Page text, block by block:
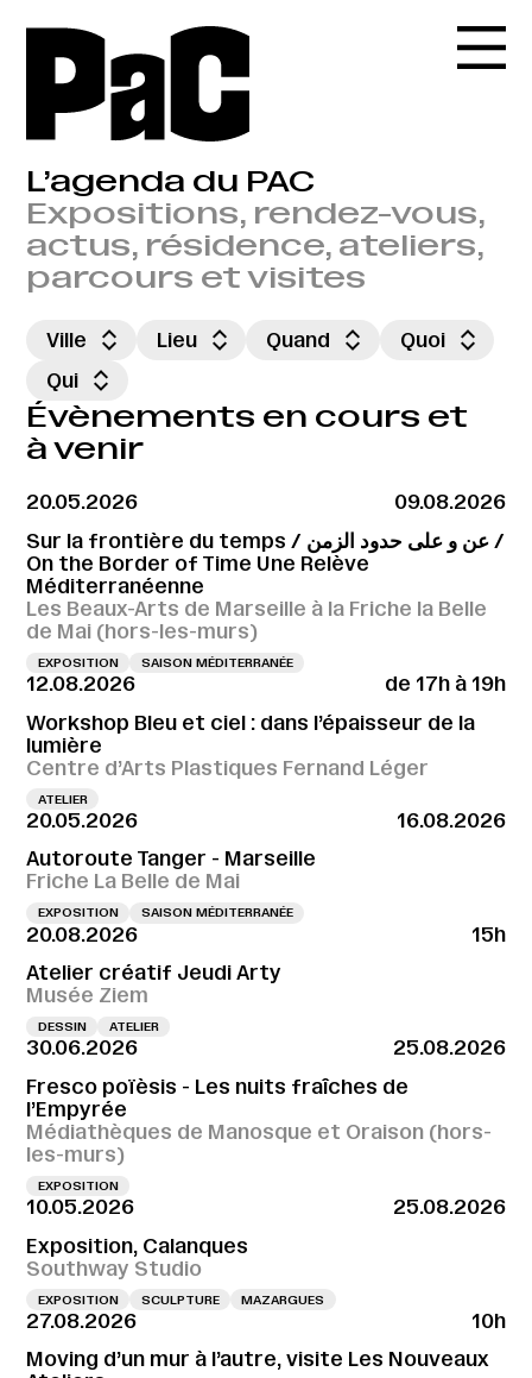
L’agenda du PAC
Expositions, rendez-vous,
actus, résidence, ateliers,
parcours et visites
Ville Lieu Quand
Quoi
Qui
Évènements en cours et
à venir
20.05.2026
09.08.2026
Sur la frontière du temps / عن و على حدود الزمن /
On the Border of Time Une Relève
Méditerranéenne
Les Beaux-Arts de Marseille à la Friche la Belle
de Mai (hors-les-murs)
EXPOSITION SAISON MÉDITERRANÉE
12.08.2026
de 17h à 19h
Workshop Bleu et ciel : dans l’épaisseur de la
lumière
Centre d’Arts Plastiques Fernand Léger
ATELIER
20.05.2026
16.08.2026
Autoroute Tanger - Marseille
Friche La Belle de Mai
EXPOSITION SAISON MÉDITERRANÉE
20.08.2026
15h
Atelier créatif Jeudi Arty
Musée Ziem
DESSIN ATELIER
30.06.2026
25.08.2026
Fresco poïèsis - Les nuits fraîches de
l’Empyrée
Médiathèques de Manosque et Oraison (hors-
les-murs)
EXPOSITION
10.05.2026
25.08.2026
Exposition, Calanques
Southway Studio
EXPOSITION SCULPTURE MAZARGUES
27.08.2026
10h
Moving d’un mur à l’autre, visite Les Nouveaux